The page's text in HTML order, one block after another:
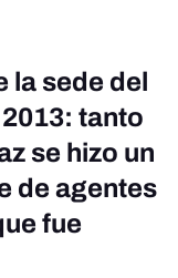
la sede del
tanto
se hizo un
de agentes
fue